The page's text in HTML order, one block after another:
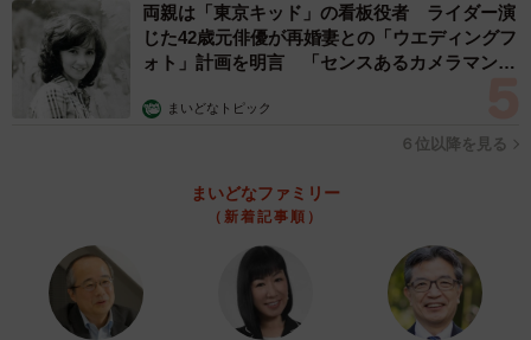
両親は「東京キッド」の看板役者 ライダー演
じた42歳元俳優が再婚妻との「ウエディングフ
ォト」計画を明言 「センスあるカメラマン求
まいどなトピック
６位以降を見る
まいどなファミリー
（新着記事順）